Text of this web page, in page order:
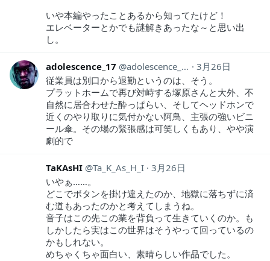
いや本編やったことあるから知ってたけど！
エレベーターとかでも謎解きあったな～と思い出
し。
adolescence_17 adolescence_17
3月26日
従業員は別口から退勤というのは、そう。
プラットホームで再び対峙する塚原さんと大外、不
自然に居合わせた酔っぱらい、そしてヘッドホンで
近くのやり取りに気付かない阿鳥、主張の強いビニ
ール傘。その場の緊張感は可笑しくもあり、やや演
劇的で
TaKAsHI Ta_K_As_H_I 3月26日
いやぁ……。
どこでボタンを掛け違えたのか、地獄に落ちずに済
む道もあったのかと考えてしまうね。
音子はこの先この業を背負って生きていくのか。も
しかしたら実はこの世界はそうやって回っているの
かもしれない。
めちゃくちゃ面白い、素晴らしい作品でした。